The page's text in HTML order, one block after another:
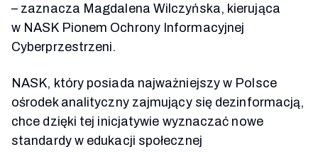
– zaznacza Magdalena Wilczyńska, kierująca
w NASK Pionem Ochrony Informacyjnej
Cyberprzestrzeni.
NASK, który posiada najważniejszy w Polsce
ośrodek analityczny zajmujący się dezinformacją,
chce dzięki tej inicjatywie wyznaczać nowe
standardy w edukacji społecznej